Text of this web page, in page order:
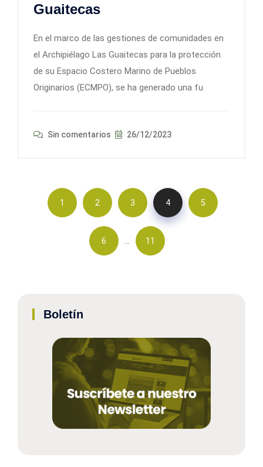
Guaitecas
En el marco de las gestiones de comunidades en
el Archipiélago Las Guaitecas para la protección
de su Espacio Costero Marino de Pueblos
Originarios (ECMPO), se ha generado una fu
Sin comentarios 26/12/2023
1 2 3 4 5
6 … 11
Boletín